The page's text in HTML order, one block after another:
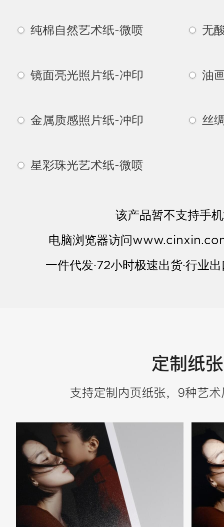
纯棉自然艺术纸-微喷 无
镜面亮光照片纸-冲印 油
金属质感照片纸-冲印 丝
星彩珠光艺术纸-微喷
该产品暂不支持手
电脑浏览器访问
一件代发·72小时极速出货·行业